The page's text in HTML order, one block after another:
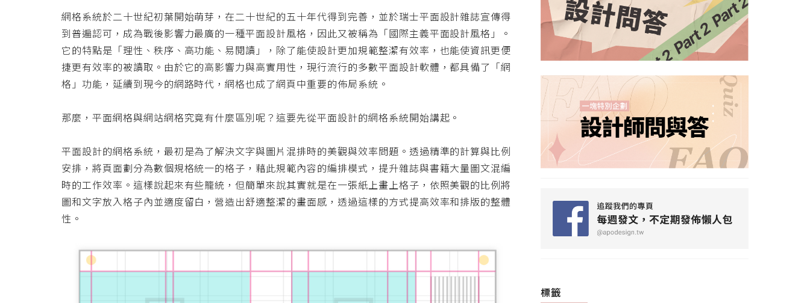
網格系統於二十世紀初葉開始萌芽，在二十世紀的五十年代得到完善，並於瑞士平面設計雜誌宣傳得
到普遍認可，成為戰後影響力最廣的一種平面設計風格，因此又被稱為「國際主義平面設計風格」。
它的特點是「理性、秩序、高功能、易閱讀」，除了能使設計更加規範整潔有效率，也能使資訊更便
捷更有效率的被讀取。由於它的高影響力與高實用性，現行流行的多數平面設計軟體，都具備了「網
格」功能，延續到現今的網路時代，網格也成了網頁中重要的佈局系統。
那麼，平面網格與網站網格究竟有什麼區別呢？這要先從平面設計的網格系統開始講起。
平面設計的網格系統，最初是為了解決文字與圖片混排時的美觀與效率問題。透過精準的計算與比例
安排，將頁面劃分為數個規格統一的格子，藉此規範內容的編排模式，提升雜誌與書籍大量圖文混編
時的工作效率。這樣說起來有些籠統，但簡單來說其實就是在一張紙上畫上格子，依照美觀的比例將
圖和文字放入格子內並適度留白，營造出舒適整潔的畫面感，透過這樣的方式提高效率和排版的整體
性。
標籤